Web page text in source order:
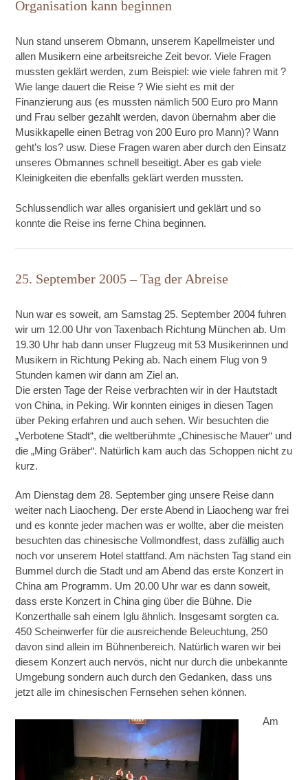
Organisation kann beginnen
Nun stand unserem Obmann, unserem Kapellmeister und
allen Musikern eine arbeitsreiche Zeit bevor. Viele Fragen
mussten geklärt werden, zum Beispiel: wie viele fahren mit ?
Wie lange dauert die Reise ? Wie sieht es mit der
Finanzierung aus (es mussten nämlich 500 Euro pro Mann
und Frau selber gezahlt werden, davon übernahm aber die
Musikkapelle einen Betrag von 200 Euro pro Mann)? Wann
geht’s los? usw. Diese Fragen waren aber durch den Einsatz
unseres Obmannes schnell beseitigt. Aber es gab viele
Kleinigkeiten die ebenfalls geklärt werden mussten.
Schlussendlich war alles organisiert und geklärt und so
konnte die Reise ins ferne China beginnen.
25. September 2005 – Tag der Abreise
Nun war es soweit, am Samstag 25. September 2004 fuhren
wir um 12.00 Uhr von Taxenbach Richtung München ab. Um
19.30 Uhr hab dann unser Flugzeug mit 53 Musikerinnen und
Musikern in Richtung Peking ab. Nach einem Flug von 9
Stunden kamen wir dann am Ziel an.
Die ersten Tage der Reise verbrachten wir in der Hautstadt
von China, in Peking. Wir konnten einiges in diesen Tagen
über Peking erfahren und auch sehen. Wir besuchten die
„Verbotene Stadt“, die weltberühmte „Chinesische Mauer“ und
die „Ming Gräber“. Natürlich kam auch das Schoppen nicht zu
kurz.
Am Dienstag dem 28. September ging unsere Reise dann
weiter nach Liaocheng. Der erste Abend in Liaocheng war frei
und es konnte jeder machen was er wollte, aber die meisten
besuchten das chinesische Vollmondfest, dass zufällig auch
noch vor unserem Hotel stattfand. Am nächsten Tag stand ein
Bummel durch die Stadt und am Abend das erste Konzert in
China am Programm. Um 20.00 Uhr war es dann soweit,
dass erste Konzert in China ging über die Bühne. Die
Konzerthalle sah einem Iglu ähnlich. Insgesamt sorgten ca.
450 Scheinwerfer für die ausreichende Beleuchtung, 250
davon sind allein im Bühnenbereich. Natürlich waren wir bei
diesem Konzert auch nervös, nicht nur durch die unbekannte
Umgebung sondern auch durch den Gedanken, dass uns
jetzt alle im chinesischen Fernsehen sehen können.
Am